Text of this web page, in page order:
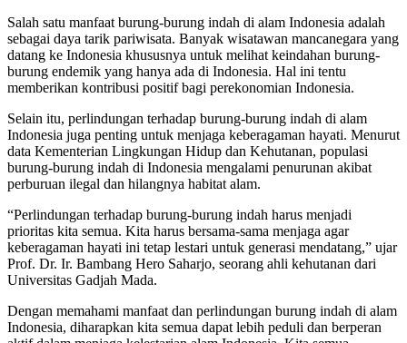
Salah satu manfaat burung-burung indah di alam Indonesia adalah
sebagai daya tarik pariwisata. Banyak wisatawan mancanegara yang
datang ke Indonesia khususnya untuk melihat keindahan burung-
burung endemik yang hanya ada di Indonesia. Hal ini tentu
memberikan kontribusi positif bagi perekonomian Indonesia.
Selain itu, perlindungan terhadap burung-burung indah di alam
Indonesia juga penting untuk menjaga keberagaman hayati. Menurut
data Kementerian Lingkungan Hidup dan Kehutanan, populasi
burung-burung indah di Indonesia mengalami penurunan akibat
perburuan ilegal dan hilangnya habitat alam.
“Perlindungan terhadap burung-burung indah harus menjadi
prioritas kita semua. Kita harus bersama-sama menjaga agar
keberagaman hayati ini tetap lestari untuk generasi mendatang,” ujar
Prof. Dr. Ir. Bambang Hero Saharjo, seorang ahli kehutanan dari
Universitas Gadjah Mada.
Dengan memahami manfaat dan perlindungan burung indah di alam
Indonesia, diharapkan kita semua dapat lebih peduli dan berperan